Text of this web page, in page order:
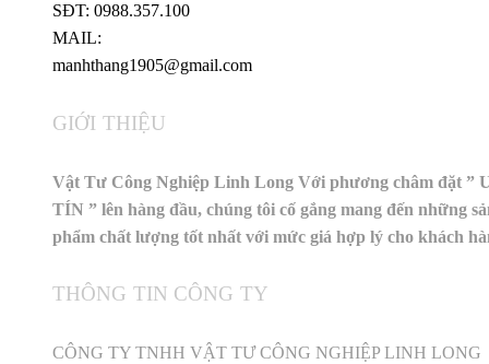
SĐT: 0988.357.100
MAIL:
manhthang1905@gmail.com
GIỚI THIỆU
Vật Tư Công Nghiệp Linh Long Với phương châm đặt ”
TÍN ” lên hàng đầu, chúng tôi cố gắng mang đến những
phẩm chất lượng tốt nhất với mức giá hợp lý cho khách
THÔNG TIN CÔNG TY
CÔNG TY TNHH VẬT TƯ CÔNG NGHIỆP LINH LONG